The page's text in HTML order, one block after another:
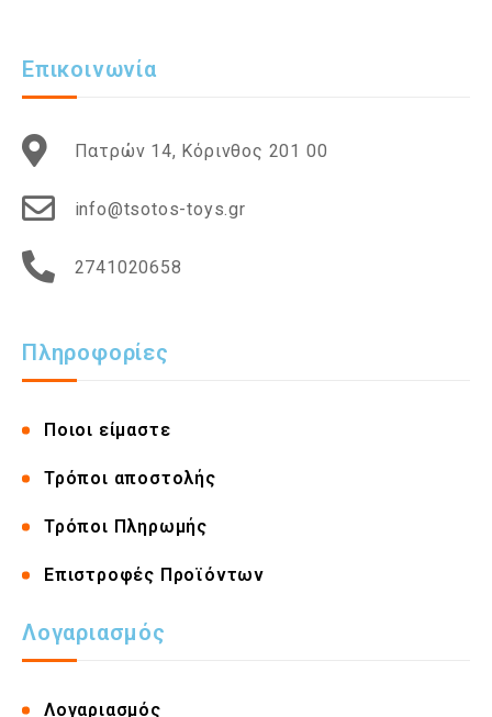
Επικοινωνία
Πατρών 14, Κόρινθος 201 00
info@tsotos-toys.gr
2741020658
Πληροφορίες
Ποιοι είμαστε
Τρόποι αποστολής
Τρόποι Πληρωμής
Επιστροφές Προϊόντων
Λογαριασμός
Λογαριασμός